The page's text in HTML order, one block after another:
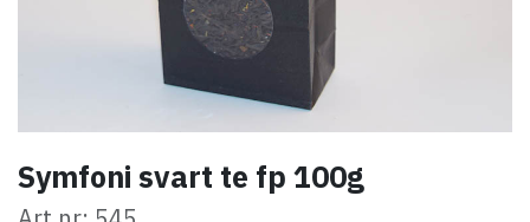
Symfoni svart te fp 100g